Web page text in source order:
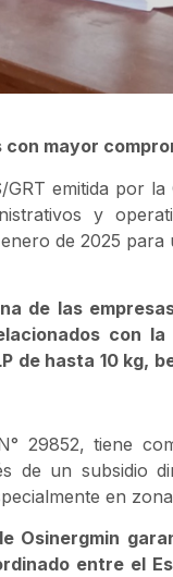
mayor
emitida por
y
de 2025
de las
con la
de hasta 10 kg,
29852, tiene
de un subsidio
en
Osinergmin
entre el